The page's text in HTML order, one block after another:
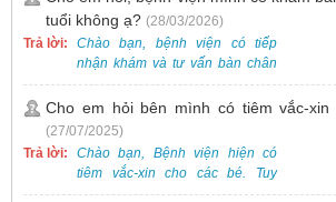
tuổi không ạ? (28/03/2026)
Trả lời:
Chào bạn, bệnh viện có tiếp
nhận khám và tư vấn bàn chân
bẹt cho trẻ em, bao gồm cả trẻ 5
tuổi. Bạn có thể đưa bé đến
Khoa Khám bệnh của bệnh viện
để được bác sĩ chuyên khoa
thăm khám. Ngoài ra, để thuận
tiện hơn, bạn có thể đặt lịch
Cho em hỏi bên mình có tiêm vắc-
(27/07/2025)
Trả lời:
Chào bạn, Bệnh viện hiện có
tiêm vắc-xin cho các bé. Tuy
nhiên, các loại vắc-xin thường về